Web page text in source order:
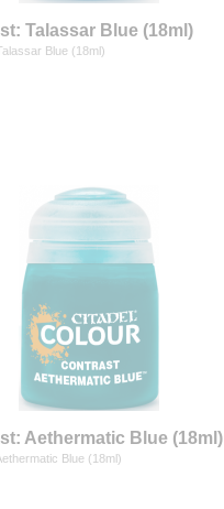
Talassar Blue (18ml)
Blue (18ml)
Aethermatic Blue (18ml)
Blue (18ml)